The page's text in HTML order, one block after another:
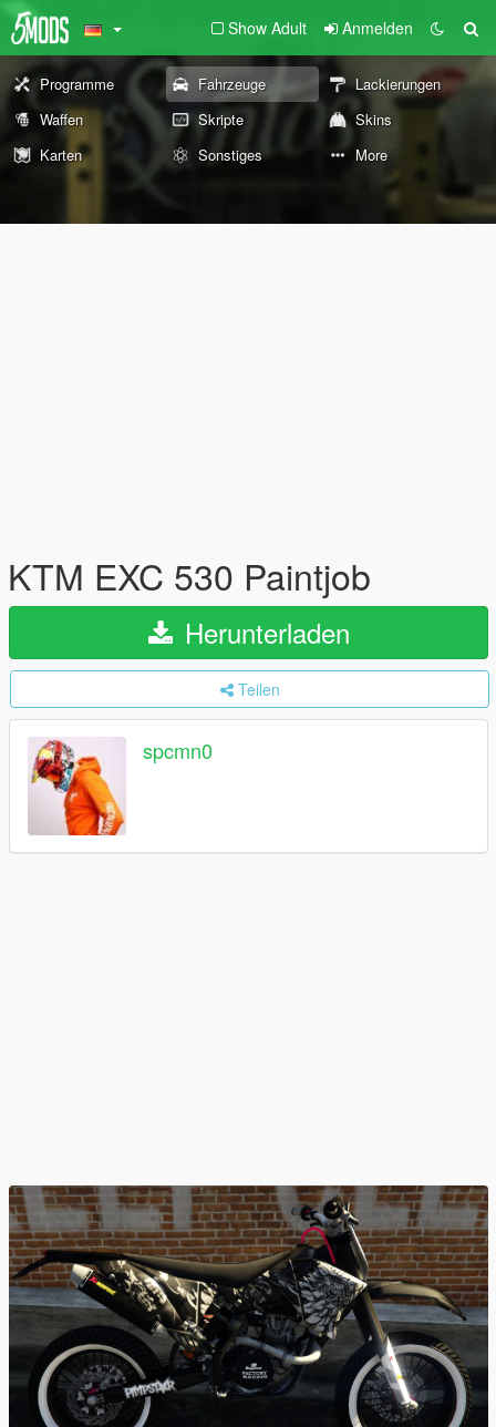
Show Adult Anmelden
Programme Fahrzeuge
Lackierungen
Waffen
Skripte
Skins
Karten
Sonstiges More
KTM EXC 530 Paintjob
Herunterladen
Teilen
spcmn0